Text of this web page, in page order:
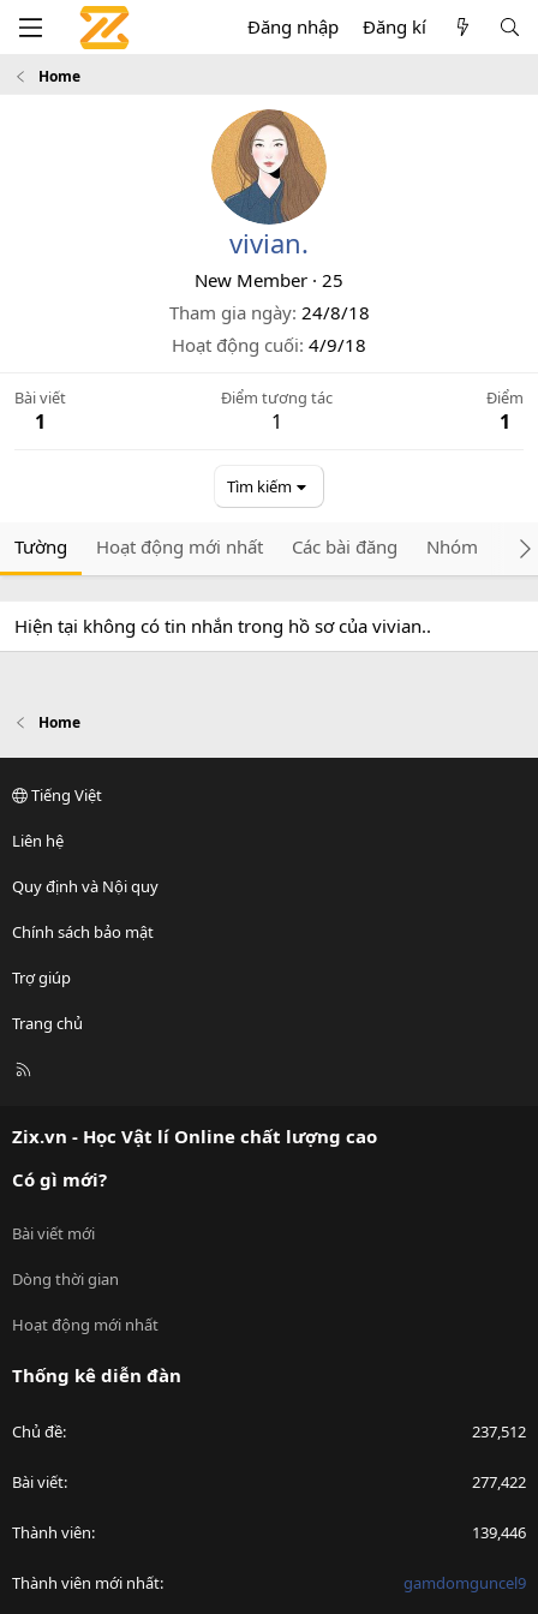
Đăng nhập Đăng kí
Home
vivian.
New Member · 25
Tham gia ngày 24/8/18
Hoạt động cuối 4/9/18
Bài viết
1
Điểm tương tác
1
Điểm
1
Tìm kiếm
Tường Hoạt động mới nhất Các bài đăng Nhóm
Hiện tại không có tin nhắn trong hồ sơ của vivian..
Home
Tiếng Việt
Liên hệ
Quy định và Nội quy
Chính sách bảo mật
Trợ giúp
Trang chủ
R
Zix.vn - Học Vật lí Online chất lượng cao
Có gì mới?
Bài viết mới
Dòng thời gian
Hoạt động mới nhất
Thống kê diễn đàn
Chủ đề 237,512
Bài viết 277,422
Thành viên 139,446
Thành viên mới nhất gamdomguncel9